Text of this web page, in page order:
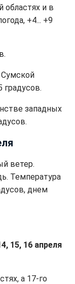
областях и в
+4... +9
Сумской
градусов.
западных
ветер.
Температура
днем
15, 16 апреля
а 17-го